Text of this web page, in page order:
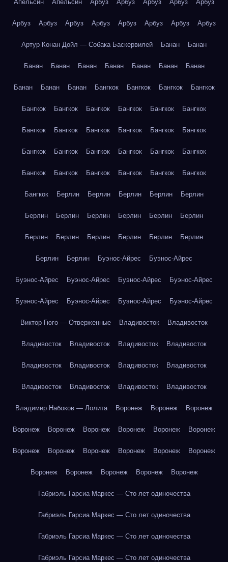
Апельсин Апельсин Арбуз Арбуз Арбуз Арбуз Арбуз
Арбуз Арбуз Арбуз Арбуз Арбуз Арбуз Арбуз Арбуз
Артур Конан Дойл — Собака Баскервилей Банан Банан
Банан Банан Банан Банан Банан Банан Банан
Банан Банан Банан Бангкок Бангкок Бангкок Бангкок
Бангкок Бангкок Бангкок Бангкок Бангкок Бангкок
Бангкок Бангкок Бангкок Бангкок Бангкок Бангкок
Бангкок Бангкок Бангкок Бангкок Бангкок Бангкок
Бангкок Бангкок Бангкок Бангкок Бангкок Бангкок
Бангкок Берлин Берлин Берлин Берлин Берлин
Берлин Берлин Берлин Берлин Берлин Берлин
Берлин Берлин Берлин Берлин Берлин Берлин
Берлин Берлин Буэнос-Айрес Буэнос-Айрес
Буэнос-Айрес Буэнос-Айрес Буэнос-Айрес Буэнос-Айрес
Буэнос-Айрес Буэнос-Айрес Буэнос-Айрес Буэнос-Айрес
Виктор Гюго — Отверженные Владивосток Владивосток
Владивосток Владивосток Владивосток Владивосток
Владивосток Владивосток Владивосток Владивосток
Владивосток Владивосток Владивосток Владивосток
Владимир Набоков — Лолита Воронеж Воронеж Воронеж
Воронеж Воронеж Воронеж Воронеж Воронеж Воронеж
Воронеж Воронеж Воронеж Воронеж Воронеж Воронеж
Воронеж Воронеж Воронеж Воронеж Воронеж
Габриэль Гарсиа Маркес — Сто лет одиночества
Габриэль Гарсиа Маркес — Сто лет одиночества
Габриэль Гарсиа Маркес — Сто лет одиночества
Габриэль Гарсиа Маркес — Сто лет одиночества